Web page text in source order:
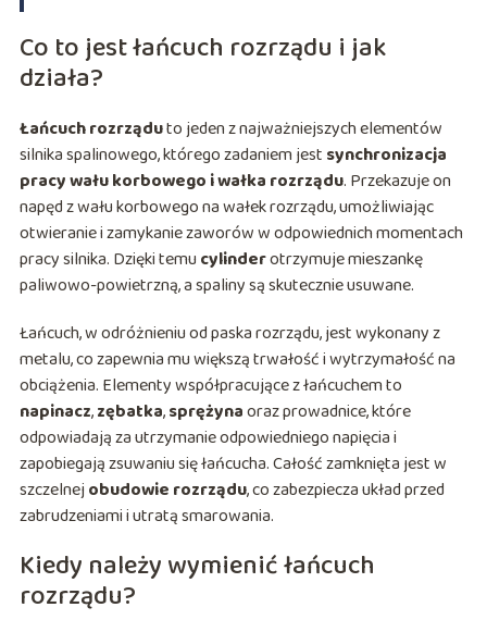
Co to jest łańcuch rozrządu i jak
działa?
Łańcuch rozrząduto jeden z najważniejszych elementów
silnika spalinowego, którego zadaniem jest synchronizacja
pracy wału korbowego i wałka rozrządu. Przekazuje on
napęd z wału korbowego na wałek rozrządu, umożliwiając
otwieranie i zamykanie zaworów w odpowiednich momentach
pracy silnika. Dzięki temucylinderotrzymuje mieszankę
paliwowo-powietrzną, a spaliny są skutecznie usuwane.
Łańcuch, w odróżnieniu od paska rozrządu, jest wykonany z
metalu, co zapewnia mu większą trwałość i wytrzymałość na
obciążenia. Elementy współpracujące z łańcuchem to
napinacz,zębatka,sprężynaoraz prowadnice, które
odpowiadają za utrzymanie odpowiedniego napięcia i
zapobiegają zsuwaniu się łańcucha. Całość zamknięta jest w
szczelnejobudowie rozrządu, co zabezpiecza układ przed
zabrudzeniami i utratą smarowania.
Kiedy należy wymienić łańcuch
rozrządu?